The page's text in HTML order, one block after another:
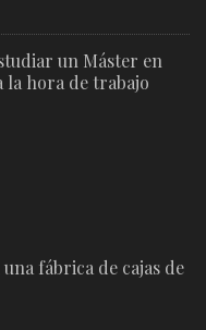
un Máster en
la hora de trabajo
fábrica de cajas de